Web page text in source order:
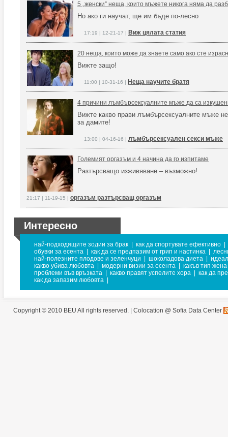
5 „женски” неща, които мъжете никога няма да
Но ако ги научат, ще им бъде по-лесно
17:19 | 12-21-17 | Виж цялата статия
20 неща, които може да знаете само ако сте
Вижте защо!
11:00 | 10-31-16 | Неща научите братя
4 причини лъмбърсексуалните мъже да са
Вижте какво прави лъмбърсексуалните мъже
за дамите!
13:00 | 04-16-16 | лъмбърсексуален секси мъже
Големият оргазъм и 4 начина да го изпитаме
Разтърсващо изживяване – възможно!
21:17 | 11-19-15 | оргазъм разтърсващ оргазъм
Интересно
най-подходящите зодии за брак как да спортувате ефективно
обувки за есента
как да се предпазим от грип и настинка
най-полезните плодове и зеленчуци
шоколадова диета
какво убива любовта
модерни визии за есента
какъв тип жена
проблеми във връзката
какво правят успелите хора
как да
как да запазим любовта
Copyright © 2010 BEU All rights reserved. | Colocation @ Sofia Data Center